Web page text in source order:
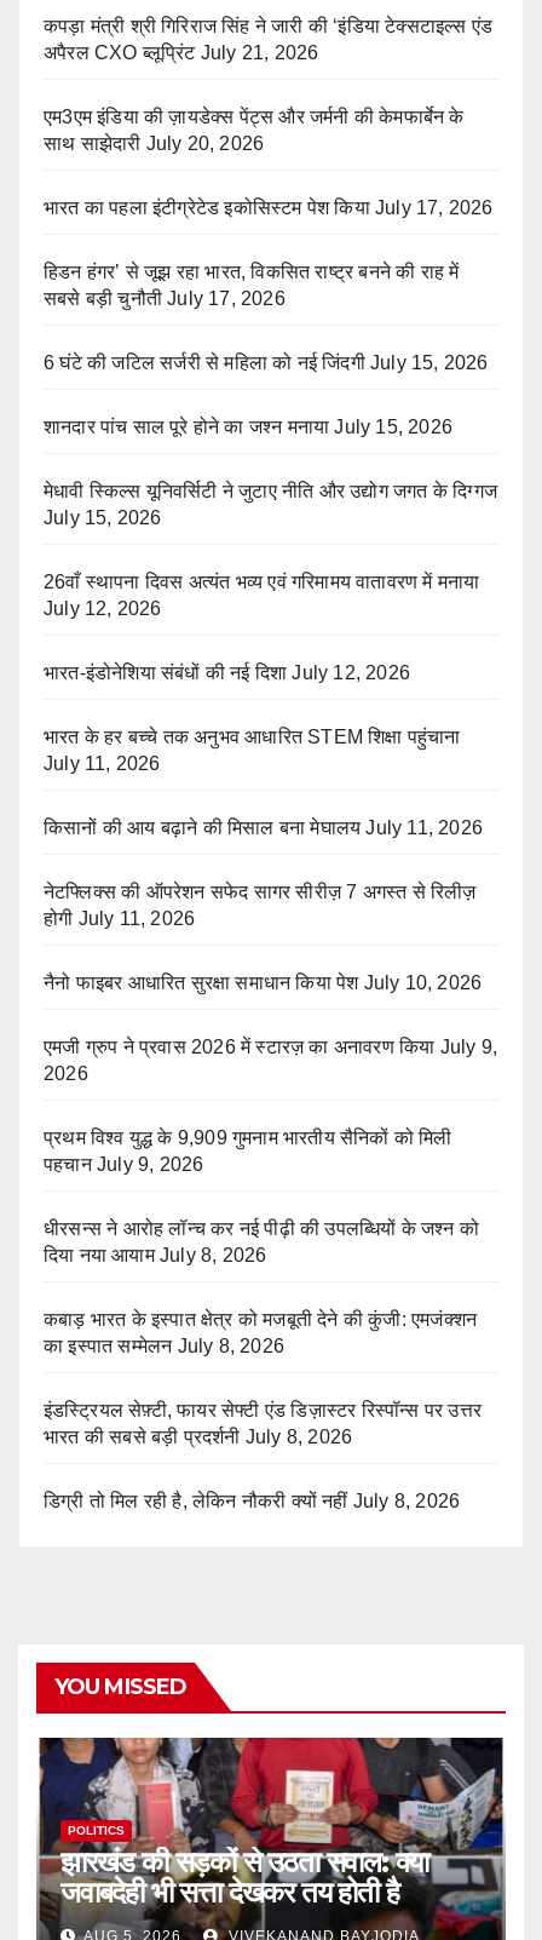
कपड़ा मंत्री श्री गिरिराज सिंह ने जारी की ‘इंडिया टेक्सटाइल्स एंड
अपैरल CXO ब्लूप्रिंट July 21, 2026
एम3एम इंडिया की ज़ायडेक्स पेंट्स और जर्मनी की केमफार्बेन के
साथ साझेदारी July 20, 2026
भारत का पहला इंटीग्रेटेड इकोसिस्टम पेश किया July 17, 2026
हिडन हंगर’ से जूझ रहा भारत, विकसित राष्ट्र बनने की राह में
सबसे बड़ी चुनौती July 17, 2026
6 घंटे की जटिल सर्जरी से महिला को नई जिंदगी July 15, 2026
शानदार पांच साल पूरे होने का जश्न मनाया July 15, 2026
मेधावी स्किल्स यूनिवर्सिटी ने जुटाए नीति और उद्योग जगत के दिग्गज
July 15, 2026
26वाँ स्थापना दिवस अत्यंत भव्य एवं गरिमामय वातावरण में मनाया
July 12, 2026
भारत-इंडोनेशिया संबंधों की नई दिशा July 12, 2026
भारत के हर बच्चे तक अनुभव आधारित STEM शिक्षा पहुंचाना
July 11, 2026
किसानों की आय बढ़ाने की मिसाल बना मेघालय July 11, 2026
नेटफ्लिक्स की ऑपरेशन सफेद सागर सीरीज़ 7 अगस्त से रिलीज़
होगी July 11, 2026
नैनो फाइबर आधारित सुरक्षा समाधान किया पेश July 10, 2026
एमजी ग्रुप ने प्रवास 2026 में स्टारज़ का अनावरण किया July 9,
2026
प्रथम विश्व युद्ध के 9,909 गुमनाम भारतीय सैनिकों को मिली
पहचान July 9, 2026
धीरसन्स ने आरोह लॉन्च कर नई पीढ़ी की उपलब्धियों के जश्न को
दिया नया आयाम July 8, 2026
कबाड़ भारत के इस्पात क्षेत्र को मजबूती देने की कुंजी: एमजंक्शन
का इस्पात सम्मेलन July 8, 2026
इंडस्ट्रियल सेफ़्टी, फायर सेफ्टी एंड डिज़ास्टर रिस्पॉन्स पर उत्तर
भारत की सबसे बड़ी प्रदर्शनी July 8, 2026
डिग्री तो मिल रही है, लेकिन नौकरी क्यों नहीं July 8, 2026
YOU MISSED
POLITICS
झारखंड की सड़कों से उठता सवाल: क्या
जवाबदेही भी सत्ता देखकर तय होती है